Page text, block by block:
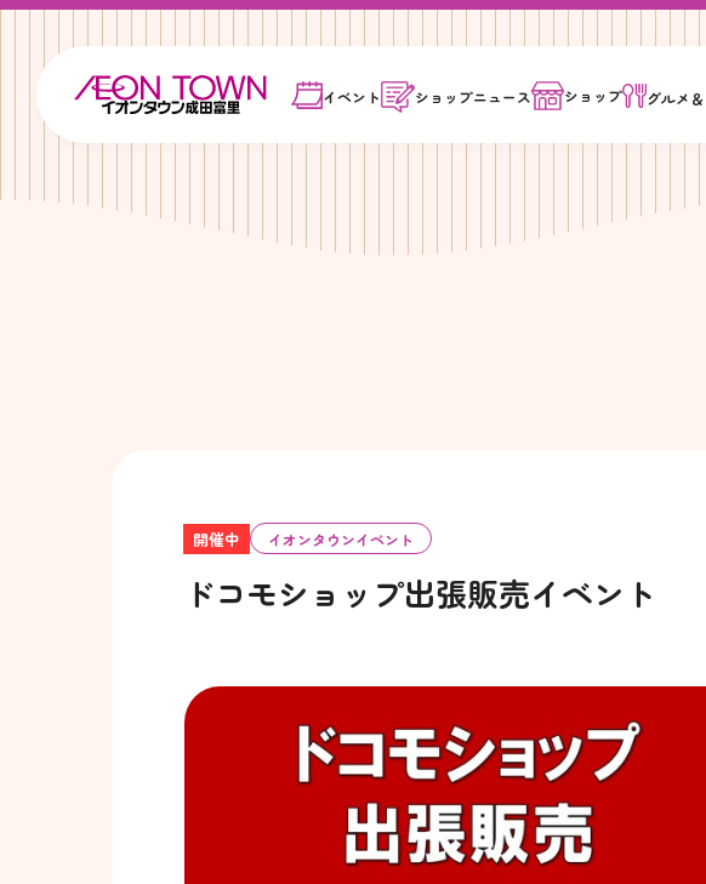
イベント ショップニュース ショップ グルメ＆
開催中 イオンタウンイベント
ドコモショップ出張販売イベント